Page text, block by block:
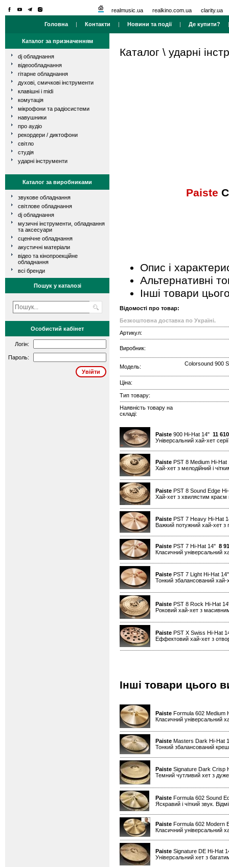
realmusic.ua realkino.com.ua clarity.ua
Головна | Контакти | Новини та події| Де купити?
Каталог за призначенням
dj обладнання
відеообладнання
гітарне обладнання
духові, смичкові інструменти
клавішні і midi
комутація
мікрофони та радіосистеми
навушники
про аудіо
рекордери / диктофони
світло
студія
ударні інструменти
Каталог за виробниками
звукове обладнання
світлове обладнання
dj обладнання
музичні інструменти, обладнання
та аксесуари
сценічне обладнання
акустичні матеріали
відео та кінопроекційне
обладнання
всі бренди
Пошук у каталозі
Особистий кабінет
Логін:
Пароль:
Каталог \ ударні
Paiste
Опис і
Альтернативні
Інші товари
Відомості про товар:
Безкоштовна доставка по Україні.
Артикул:
Виробник:
Модель: Colorsound 900
Ціна:
Тип товару:
Наявність товару на
складі:
Paiste 900 Hi-Hat 14" 11 610
Універсальний хай-хет
Paiste PST 8 Medium Hi-
Хай-хет з мелодійний і
Paiste PST 8 Sound Edge
Хай-хет з хвилястим краєм
Paiste PST 7 Heavy Hi-Hat
Важкий потужний хай-хет з
Paiste PST 7 Hi-Hat 14" 8
Класичний універсальний
Paiste PST 7 Light Hi-Hat
Тонкий збалансований
Paiste PST 8 Rock Hi-Hat
Роковий хай-хет з
Paiste PST X Swiss Hi-Hat
Еффектовий хай-хет з
Інші товари цього
Paiste Formula 602 Medium
Класичний універсальний
Paiste Masters Dark Hi-Hat
Тонкий збалансований креш
Paiste Signature Dark Crisp
Темний чутливий хет з
Paiste Formula 602 Sound
Яскравий і чіткий звук.
Paiste Formula 602 Modern
Класичний універсальний
Paiste Signature DE Hi-Hat
Універсальний хет з